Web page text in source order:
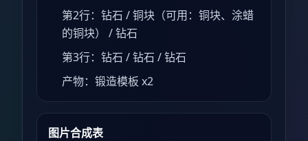
第2行：钻石 / 铜块（可用：铜块、涂蜡
的铜块） / 钻石
第3行：钻石 / 钻石 / 钻石
产物：锻造模板 x2
图片合成表